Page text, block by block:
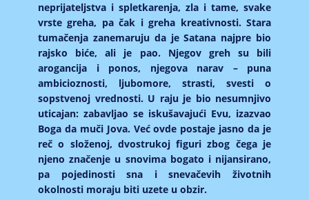
neprijateljstva i spletkarenja, zla i tame, svake
vrste greha, pa čak i greha kreativnosti. Stara
tumačenja zanemaruju da je Satana najpre bio
rajsko biće, ali je pao. Njegov greh su bili
arogancija i ponos, njegova narav – puna
ambicioznosti, ljubomore, strasti, svesti o
sopstvenoj vrednosti. U raju je bio nesumnjivo
uticajan: zabavljao se iskušavajući Evu, izazvao
Boga da muči Jova. Već ovde postaje jasno da je
reč o složenoj, dvostrukoj figuri zbog čega je
njeno značenje u snovima bogato i nijansirano,
pa pojedinosti sna i snevačevih životnih
okolnosti moraju biti uzete u obzir.